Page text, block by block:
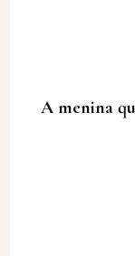
A menina